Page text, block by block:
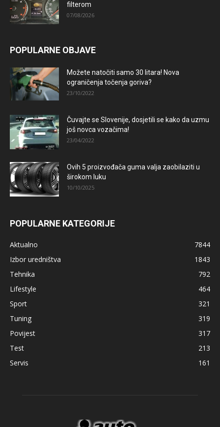
filterom
07/08/2026
POPULARNE OBJAVE
Možete natočiti samo 30 litara! Nova
ograničenja točenja goriva?
23/10/2022
Čuvajte se Slovenije, dosjetili se kako da uzmu
još novca vozačima!
23/04/2022
Ovih 5 proizvođača guma valja zaobilaziti u
širokom luku
10/10/2025
POPULARNE KATEGORIJE
Aktualno
7844
Izbor uredništva
1843
Tehnika
792
Lifestyle
464
Sport
321
Tuning
319
Povijest
317
Test
213
Servis
161